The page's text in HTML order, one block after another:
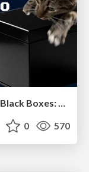
Jamie Indigo - Trashchat’s Guide to Black Boxes: Technical SEO Tactics for LLMs
0 570